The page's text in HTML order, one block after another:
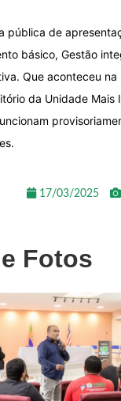
pública de
básico, Gestão
Que aconteceu
da Unidade Mais
17/03/2025
Fotos